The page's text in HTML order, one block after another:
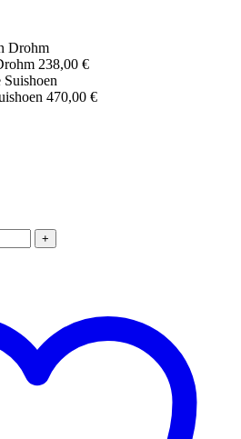
238,00 €
470,00 €